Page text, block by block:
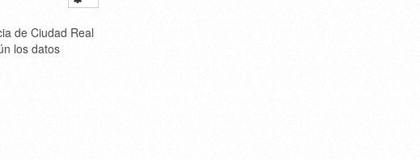
de Ciudad Real
los datos